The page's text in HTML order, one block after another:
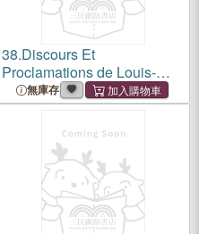
38.Discours Et
Proclamations de Louis-
Napoléon Bonaparte,
Depuis Son Retour En
France: Jusqu'au 1er Janvier
1852, Années 1849, 1850 Et
無庫存